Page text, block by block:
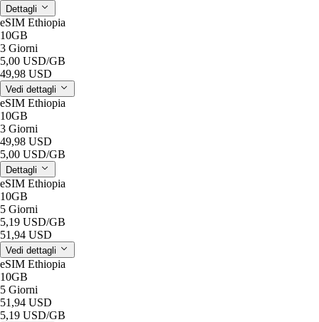
Dettagli
eSIM Ethiopia
10GB
3 Giorni
5,00 USD/GB
49,98 USD
Vedi dettagli
eSIM Ethiopia
10GB
3 Giorni
49,98 USD
5,00 USD/GB
Dettagli
eSIM Ethiopia
10GB
5 Giorni
5,19 USD/GB
51,94 USD
Vedi dettagli
eSIM Ethiopia
10GB
5 Giorni
51,94 USD
5,19 USD/GB